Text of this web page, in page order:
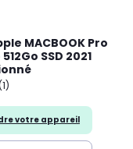
MACBOOK Pro
SSD 2021
votre appareil